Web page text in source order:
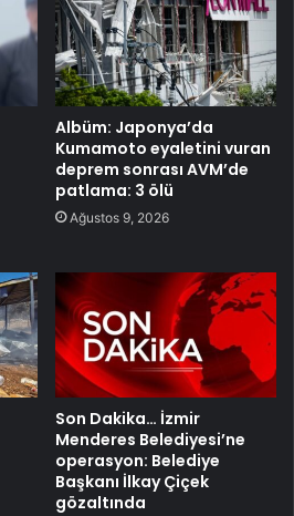
Albüm: Japonya’da
Kumamoto eyaletini vuran
deprem sonrası AVM’de
patlama: 3 ölü
Ağustos 9, 2026
Son Dakika… İzmir
Menderes Belediyesi’ne
operasyon: Belediye
Başkanı İlkay Çiçek
gözaltında